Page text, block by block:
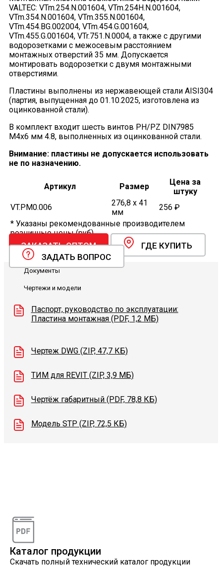
VALTEC: VTm.254.N.001604, VTm.254H.N.001604,
VTm.354.N.001604, VTm.355.N.001604,
VTm.454.BG.002004, VTm.454.G.001604,
VTm.455.G.001604, VTr.751.N.0004, а также с другими
водорозетками с межосевым расстоянием
монтажных отверстий 35 мм. Допускается
монтировать водорозетки с двумя монтажными
отверстиями.
Пластины выполнены из нержавеющей стали AISI304
(партия, выпущенная до 01.10.2025, изготовлена из
оцинкованной стали).
В комплект входит шесть винтов PH/PZ DIN7985
M4x6 мм 4.8, выполненных из оцинкованной стали.
Внимание: пластины не допускается использовать
не по назначению.
Артикул Размер
Цена за
штуку
VT.PM0.006
276,8 x 41
мм
256 ₽
* Указаны рекомендованные производителем
розничные цены (руб).
ЗАКАЗАТЬ ОПТОМ
ГДЕ КУПИТЬ
ЗАДАТЬ ВОПРОС
Документы
Чертежи и модели
Паспорт, руководство по эксплуатации:
Пластина монтажная (PDF, 1,2 МБ)
Чертеж DWG (ZIP, 47,7 КБ)
ТИМ для REVIT (ZIP, 3,9 МБ)
Чертёж габаритный (PDF, 78,8 КБ)
Модель STP (ZIP, 72,5 КБ)
Каталог продукции
Скачать полный технический каталог продукции